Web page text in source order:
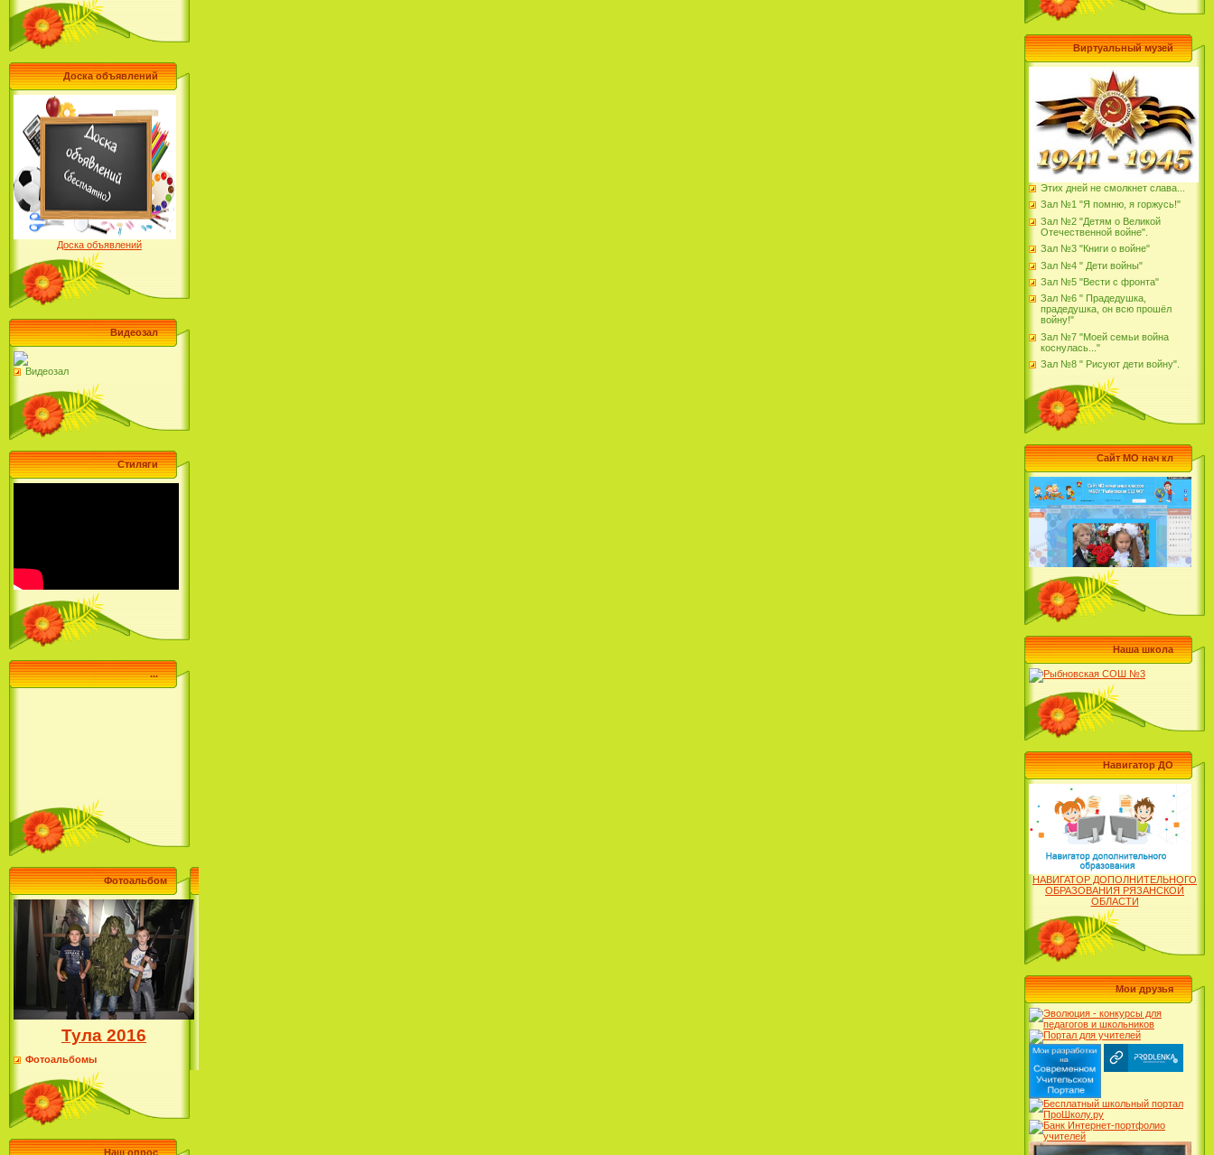
Доска объявлений
Доска объявлений
Видеозал
Видеозал
Стиляги
...
Фотоальбом
Тула 2016
Фотоальбомы
Наш опрос
Виртуальный музей
Этих дней не смолкнет слава...
Зал №1 "Я помню, я горжусь!"
Зал №2 "Детям о Великой
Отечественной войне".
Зал №3 "Книги о войне"
Зал №4 " Дети войны"
Зал №5 "Вести с фронта"
Зал №6 " Прадедушка,
прадедушка, он всю прошёл
войну!"
Зал №7 "Моей семьи война
коснулась..."
Зал №8 " Рисуют дети войну".
Сайт МО нач кл
Наша школа
Навигатор ДО
НАВИГАТОР ДОПОЛНИТЕЛЬНОГО
ОБРАЗОВАНИЯ РЯЗАНСКОЙ
ОБЛАСТИ
Мои друзья